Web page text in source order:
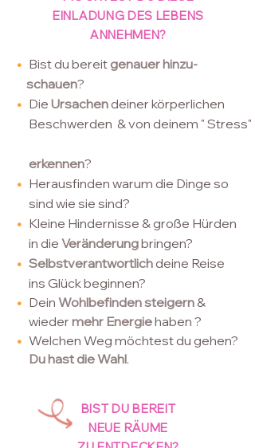
EINLADUNG DES LEBENS
ANNEHMEN?
• Bist du bereit genauer hinzu-
schauen?
• Die Ursachendeiner körperlichen
Beschwerden & von deinem " Stress"
erkennen?
• Herausfinden warum die Dinge so
sind wie sie sind?
• Kleine Hindernisse & große Hürden
in die Veränderungbringen?
• Selbstverantwortlichdeine Reise
ins Glück beginnen?
• Dein Wohlbefindensteigern&
wieder mehr Energiehaben ?
• Welchen Weg möchtest du gehen?
Du hast die Wahl.
BIST DU BEREIT
NEUE RÄUME